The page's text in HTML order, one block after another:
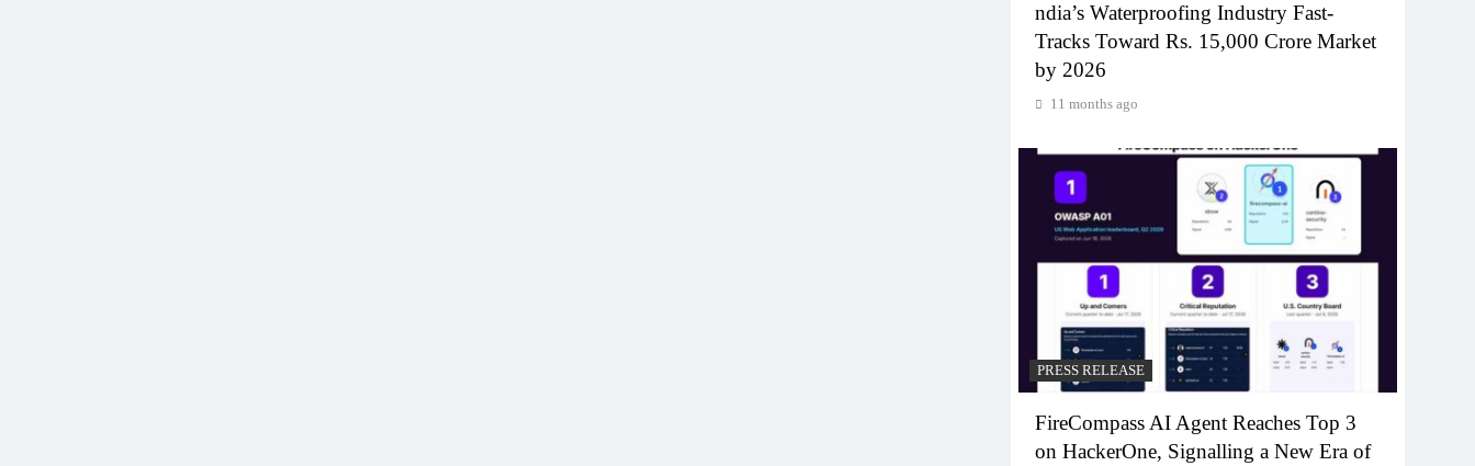
ndia’s Waterproofing Industry Fast-
Tracks Toward Rs. 15,000 Crore Market
by 2026
11 months ago
PRESS RELEASE
FireCompass AI Agent Reaches Top 3
on HackerOne, Signalling a New Era of